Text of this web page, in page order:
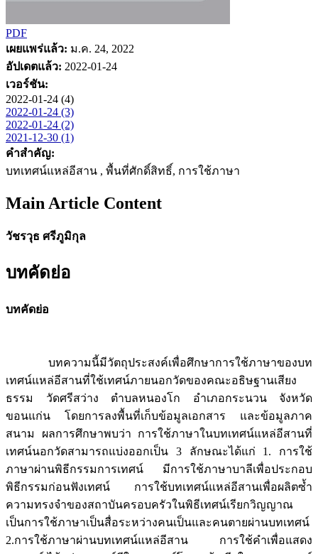
PDF
เผยแพร่แล้ว: ม.ค. 24, 2022
อัปเดตแล้ว: 2022-01-24
เวอร์ชัน:
2022-01-24 (4)
2022-01-24 (3)
2022-01-24 (2)
2021-12-30 (1)
คำสำคัญ:
บทเทศน์แหล่อีสาน , พื้นที่ศักดิ์สิทธิ์, การใช้ภาษา
Main Article Content
วัชรวุธ ศรีภูมิกุล
บทคัดย่อ
บทคัดย่อ
บทความนี้มีวัตถุประสงค์เพื่อศึกษาการใช้ภาษาของบท
เทศน์แหล่อีสานที่ใช้เทศน์ภายนอกวัดของคณะอธิษฐานเสียง
ธรรม วัดศรีสว่าง ตำบลหนองโก อำเภอกระนวน จังหวัด
ขอนแก่น โดยการลงพื้นที่เก็บข้อมูลเอกสาร และข้อมูลภาค
สนาม ผลการศึกษาพบว่า การใช้ภาษาในบทเทศน์แหล่อีสานที่
เทศน์นอกวัดสามารถแบ่งออกเป็น 3 ลักษณะได้แก่ 1. การใช้
ภาษาผ่านพิธีกรรมการเทศน์ มีการใช้ภาษาบาลีเพื่อประกอบ
พิธีกรรมก่อนฟังเทศน์ การใช้บทเทศน์แหล่อีสานเพื่อผลิตซ้ำ
ความทรงจำของสถาบันครอบครัวในพิธีเทศน์เรียกวิญญาณ
เป็นการใช้ภาษาเป็นสื่อระหว่างคนเป็นและคนตายผ่านบทเทศน์
2.การใช้ภาษาผ่านบทเทศน์แหล่อีสาน การใช้คำเพื่อแสดง